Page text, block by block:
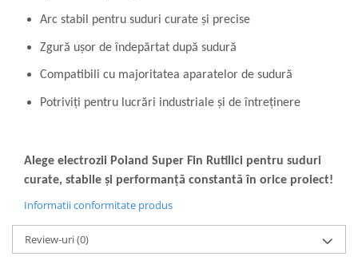
Arc stabil pentru suduri curate și precise
Zgură ușor de îndepărtat după sudură
Compatibili cu majoritatea aparatelor de sudură
Potriviți pentru lucrări industriale și de întreținere
Alege electrozii Poland Super Fin Rutilici pentru suduri
curate, stabile și performanță constantă în orice proiect!
Informatii conformitate produs
Review-uri(0)